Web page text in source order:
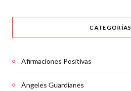
CATEGORÍAS
Afirmaciones Positivas
Ángeles Guardianes